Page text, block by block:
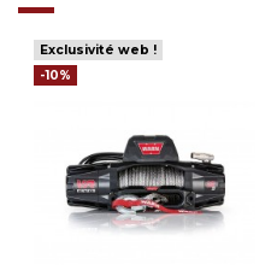
Exclusivité web !
-10%